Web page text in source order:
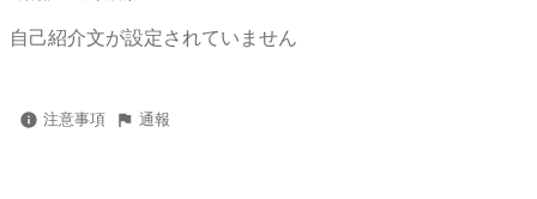
自己紹介文が設定されていません
注意事項 通報